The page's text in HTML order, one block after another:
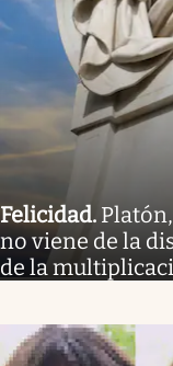
Felicidad.
no viene de la
de la